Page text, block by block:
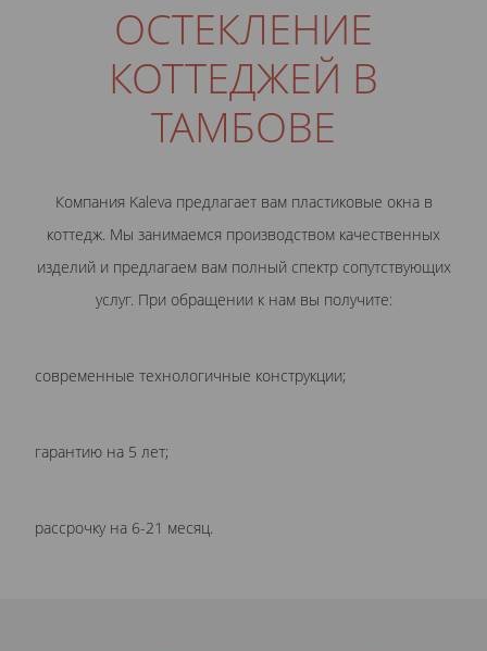
ОСТЕКЛЕНИЕ
КОТТЕДЖЕЙ В
ТАМБОВЕ
Компания Kaleva предлагает вам пластиковые окна в
коттедж. Мы занимаемся производством качественных
изделий и предлагаем вам полный спектр сопутствующих
услуг. При обращении к нам вы получите:
современные технологичные конструкции;
гарантию на 5 лет;
рассрочку на 6-21 месяц.